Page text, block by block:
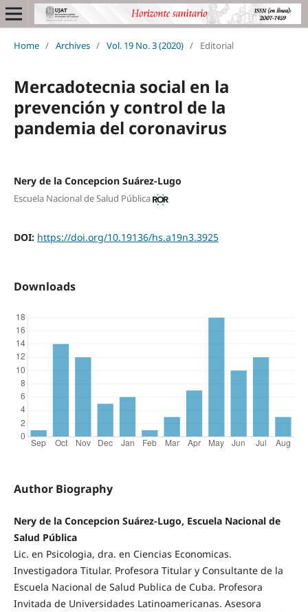
Home / Archives / Vol. 19 No. 3 (2020) / Editorial
Mercadotecnia social en la
prevención y control de la
pandemia del coronavirus
Nery de la Concepcion Suárez-Lugo
Escuela Nacional de Salud Pública
DOI: https://doi.org/10.19136/hs.a19n3.3925
Downloads
Author Biography
Nery de la Concepcion Suárez-Lugo, Escuela Nacional de
Salud Pública
Lic. en Psicologia, dra. en Ciencias Economicas.
Investigadora Titular. Profesora Titular y Consultante de la
Escuela Nacional de Salud Publica de Cuba. Profesora
Invitada de Universidades Latinoamericanas. Asesora